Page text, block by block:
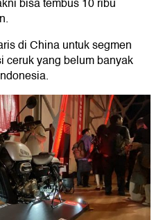
bisa tembus 10 ribu
di China untuk segmen
ceruk yang belum banyak